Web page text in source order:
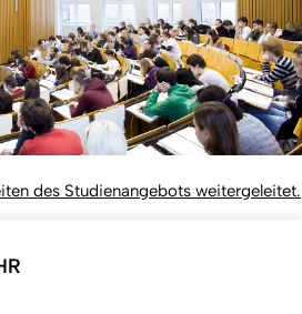
des Studienangebots weitergeleitet.